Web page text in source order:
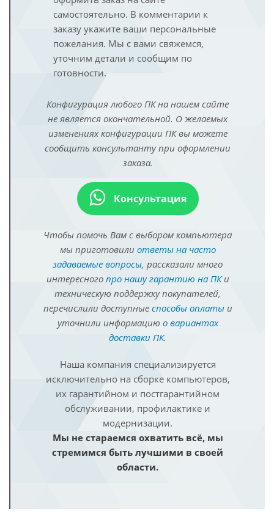
самостоятельно. В комментарии к
заказу укажите ваши персональные
пожелания. Мы с вами свяжемся,
уточним детали и сообщим по
готовности.
Конфигурация любого ПК на нашем сайте
не является окончательной. О желаемых
изменениях конфигурации ПК вы можете
сообщить консультанту при оформлении
заказа.
Консультация
Чтобы помочь Вам с выбором компьютера
мы приготовили ответы на часто
задаваемые вопросы, рассказали много
интересного про нашу гарантию на ПКи
техническую поддержку покупателей,
перечислили доступные способы оплатыи
уточнили информацию о вариантах
доставки ПК.
Наша компания специализируется
исключительно на сборке компьютеров,
их гарантийном и постгарантийном
обслуживании, профилактике и
модернизации.
Мы не стараемся охватить всё, мы
стремимся быть лучшими в своей
области.